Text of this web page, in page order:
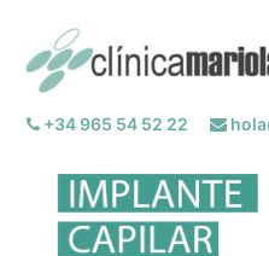
contenido
+34 965 54 52 22